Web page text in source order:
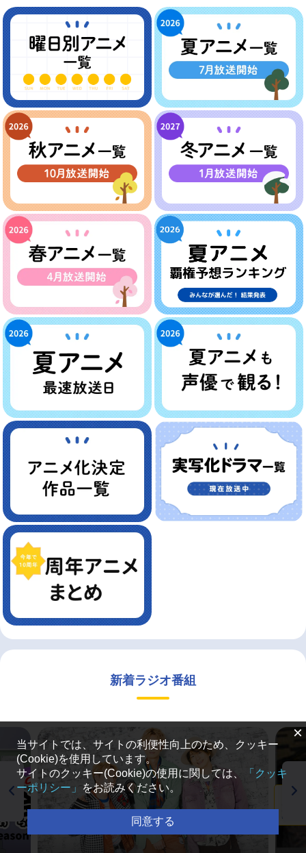
新着ラジオ番組
目次
×
当サイトでは、サイトの利便性向上のため、クッキー
(Cookie)を使用しています。
サイトのクッキー(Cookie)の使用に関しては、
「クッキ
ーポリシー」
をお読みください。
同意する